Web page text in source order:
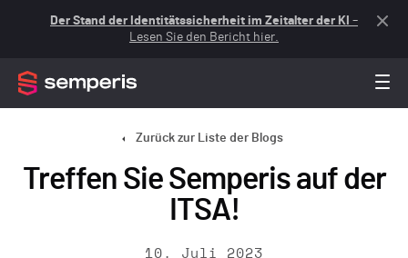
Der Stand der Identitätssicherheit im Zeitalter der KI –
Lesen Sie den Bericht hier.
Zurück zur Liste der Blogs
Treffen Sie Semperis auf der
ITSA!
10. Juli 2023